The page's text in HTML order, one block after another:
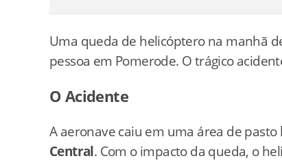
Uma queda de helicóptero na manhã
pessoa em Pomerode. O trágico
O Acidente
A aeronave caiu em uma área de pasto
Central. Com o impacto da queda, o